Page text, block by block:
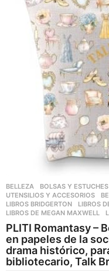
s
a
g
o
BELLEZA ,BOLSAS Y ESTUCHES
UTENSILIOS Y ACCESORIOS
LIBROS BRIDGERTON
,LIBROS
LIBROS DE MEGAN MAXWELL
,
PLITI Romantasy –
en papeles de la
drama histórico,
bibliotecario, Talk